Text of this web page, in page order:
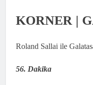
KORNER |
Roland Sallai ile
56. Dakika